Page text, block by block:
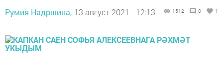
Румия Надршина, 13 август 2021 - 12:13 1512 0 1